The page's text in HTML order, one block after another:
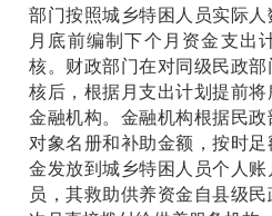
部门按照城乡特困人员实际
月底前编制下个月资金支出
核。财政部门在对同级民政
核后，根据月支出计划提前
金融机构。金融机构根据民
对象名册和补助金额，按时
金发放到城乡特困人员个人
员，其救助供养资金自县级